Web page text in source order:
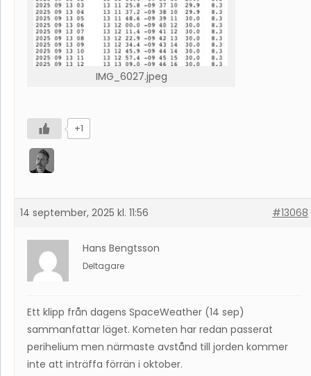
IMG_6027.jpeg
+1
14 september, 2025 kl. 11:56 #13068
Hans Bengtsson
Deltagare
Ett klipp från dagens SpaceWeather (14 sep)
sammanfattar läget. Kometen har redan passerat
perihelium men närmaste avstånd till jorden kommer
inte att inträffa förrän i oktober.